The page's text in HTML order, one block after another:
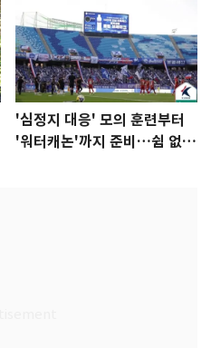
'심정지 대응' 모의 훈련부터
'워터캐논'까지 준비…쉼 없는